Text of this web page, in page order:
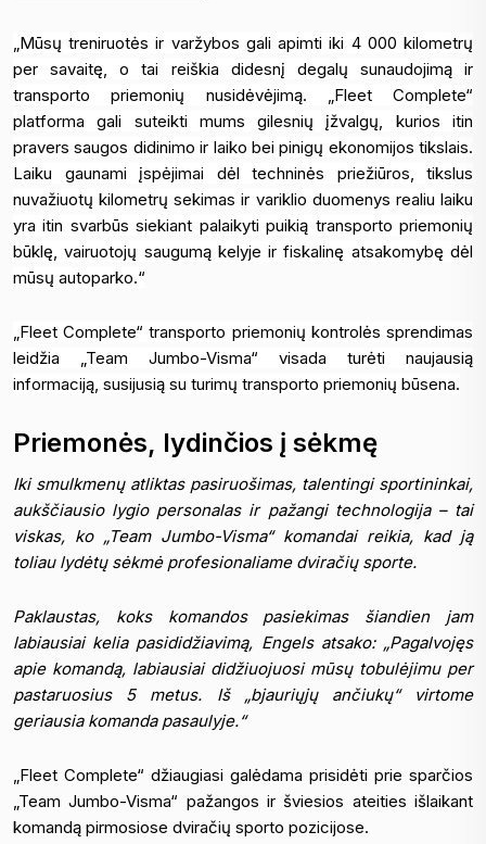
„Mūsų treniruotės ir varžybos gali apimti iki 4 000 kilometrų
per savaitę, o tai reiškia didesnį degalų sunaudojimą ir
transporto priemonių nusidėvėjimą. „Fleet Complete“
platforma gali suteikti mums gilesnių įžvalgų, kurios itin
pravers saugos didinimo ir laiko bei pinigų ekonomijos tikslais.
Laiku gaunami įspėjimai dėl techninės priežiūros, tikslus
nuvažiuotų kilometrų sekimas ir variklio duomenys realiu laiku
yra itin svarbūs siekiant palaikyti puikią transporto priemonių
būklę, vairuotojų saugumą kelyje ir fiskalinę atsakomybę dėl
mūsų autoparko.“
„Fleet Complete“ transporto priemonių kontrolės sprendimas
leidžia „Team Jumbo-Visma“ visada turėti naujausią
informaciją, susijusią su turimų transporto priemonių būsena.
Priemonės, lydinčios į sėkmę
Iki smulkmenų atliktas pasiruošimas, talentingi sportininkai,
aukščiausio lygio personalas ir pažangi technologija – tai
viskas, ko „Team Jumbo-Visma“ komandai reikia, kad ją
toliau lydėtų sėkmė profesionaliame dviračių sporte.
Paklaustas, koks komandos pasiekimas šiandien jam
labiausiai kelia pasididžiavimą, Engels atsako: „Pagalvojęs
apie komandą, labiausiai didžiuojuosi mūsų tobulėjimu per
pastaruosius 5 metus. Iš „bjauriųjų ančiukų“ virtome
geriausia komanda pasaulyje.“
„Fleet Complete“ džiaugiasi galėdama prisidėti prie sparčios
„Team Jumbo-Visma“ pažangos ir šviesios ateities išlaikant
komandą pirmosiose dviračių sporto pozicijose.